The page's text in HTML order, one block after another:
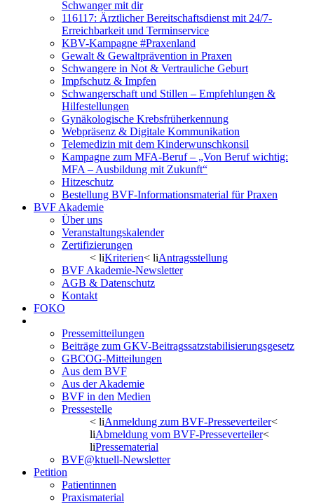
Schwanger mit dir
116117: Ärztlicher Bereitschaftsdienst mit 24/7-
Erreichbarkeit und Terminservice
KBV-Kampagne #Praxenland
Gewalt & Gewaltprävention in Praxen
Schwangere in Not & Vertrauliche Geburt
Impfschutz & Impfen
Schwangerschaft und Stillen – Empfehlungen &
Hilfestellungen
Gynäkologische Krebsfrüherkennung
Webpräsenz & Digitale Kommunikation
Telemedizin mit dem Kinderwunschkonsil
Kampagne zum MFA-Beruf – „Von Beruf wichtig:
MFA – Ausbildung mit Zukunft“
Hitzeschutz
Bestellung BVF-Informationsmaterial für Praxen
BVF Akademie
Über uns
Veranstaltungskalender
Zertifizierungen
< liKriterien< liAntragsstellung
BVF Akademie-Newsletter
AGB & Datenschutz
Kontakt
FOKO
Pressemitteilungen
Beiträge zum GKV-Beitragssatzstabilisierungsgesetz
GBCOG-Mitteilungen
Aus dem BVF
Aus der Akademie
BVF in den Medien
Pressestelle
< liAnmeldung zum BVF-Presseverteiler<
liAbmeldung vom BVF-Presseverteiler<
liPressematerial
BVF@ktuell-Newsletter
Petition
Patientinnen
Praxismaterial